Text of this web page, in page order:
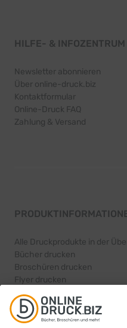
HILFE- & INFOZENTRUM
Newsletter abonnieren
Über online-druck.biz
Kontaktformular
Online-Druck FAQ
Zahlung & Versand
Alle Druckprodukte in der
Bücher drucken
Broschüren drucken
Flyer drucken
Karten drucken